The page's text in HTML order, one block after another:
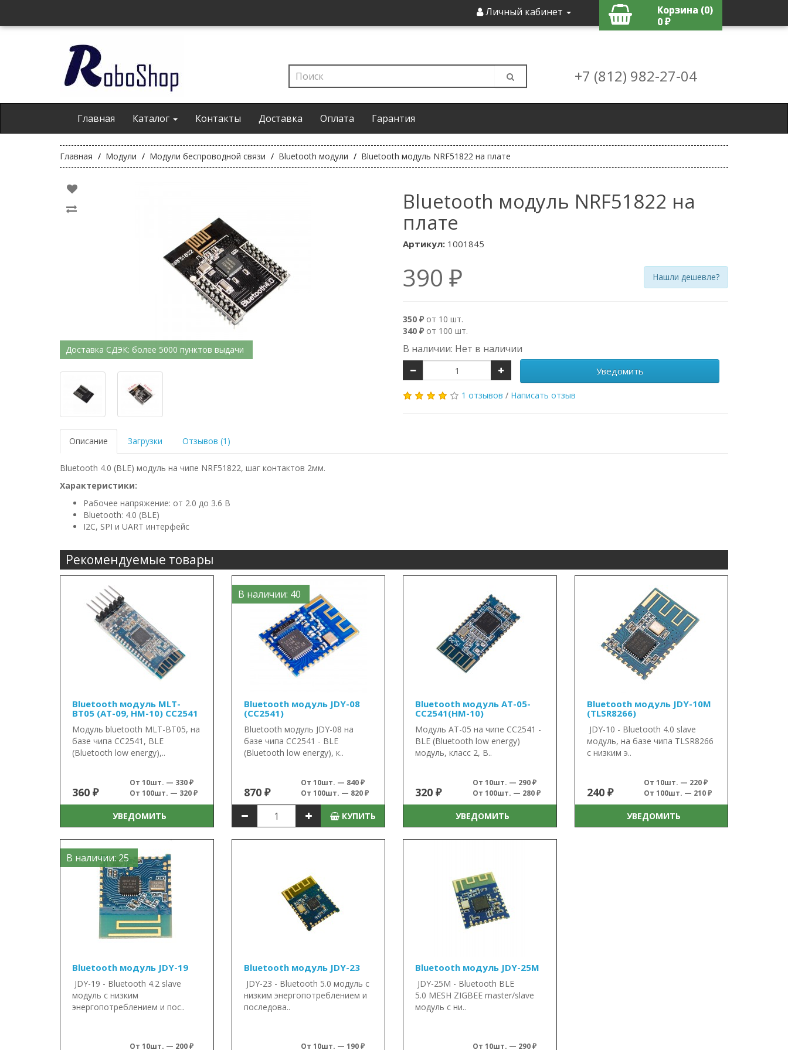
Личный кабинет
Корзина (0)
0 ₽
+7 (812) 982-27-04
Главная Каталог Контакты Доставка Оплата Гарантия
Главная Модули Модули беспроводной связи Bluetooth модули Bluetooth модуль NRF51822 на плате
Доставка СДЭК: более 5000 пунктов выдачи
Bluetooth модуль NRF51822 на
плате
Артикул: 1001845
390 ₽ Нашли дешевле?
350 ₽ от 10 шт.
340 ₽ от 100 шт.
В наличии: Нет в наличии
Уведомить
1 отзывов / Написать отзыв
Описание Загрузки Отзывов (1)
Bluetooth 4.0 (BLE) модуль на чипе NRF51822, шаг контактов 2мм.
Характеристики:
Рабочее напряжение: от 2.0 до 3.6 В
Bluetooth: 4.0 (BLE)
I2C, SPI и UART интерфейс
Рекомендуемые товары
Bluetooth модуль MLT-
BT05 (AT-09, HM-10) CC2541
Модуль bluetooth MLT-BT05, на
базе чипа CC2541, BLE
(Bluetooth low energy),..
360 ₽
От 10шт. — 330 ₽
От 100шт. — 320 ₽
УВЕДОМИТЬ
В наличии: 40
Bluetooth модуль JDY-08
(CC2541)
Bluetooth модуль JDY-08 на
базе чипа CC2541 - BLE
(Bluetooth low energy), к..
870 ₽
От 10шт. — 840 ₽
От 100шт. — 820 ₽
КУПИТЬ
Bluetooth модуль AT-05-
CC2541(HM-10)
Модуль AT-05 на чипе CC2541 -
BLE (Bluetooth low energy)
модуль, класс 2, B..
320 ₽
От 10шт. — 290 ₽
От 100шт. — 280 ₽
УВЕДОМИТЬ
Bluetooth модуль JDY-10M
(TLSR8266)
JDY-10 - Bluetooth 4.0 slave
модуль, на базе чипа TLSR8266
с низким э..
240 ₽
От 10шт. — 220 ₽
От 100шт. — 210 ₽
УВЕДОМИТЬ
В наличии: 25
Bluetooth модуль JDY-19
JDY-19 - Bluetooth 4.2 slave
модуль с низким
энергопотреблением и пос..
От 10шт. — 200 ₽
Bluetooth модуль JDY-23
JDY-23 - Bluetooth 5.0 модуль с
низким энергопотреблением и
последова..
От 10шт. — 190 ₽
Bluetooth модуль JDY-25M
JDY-25M - Bluetooth BLE
5.0 MESH ZIGBEE master/slave
модуль с ни..
От 10шт. — 290 ₽